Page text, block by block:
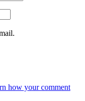
how your comment